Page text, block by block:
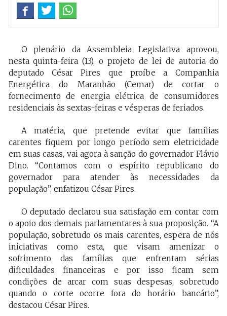
O plenário da Assembleia Legislativa aprovou,
nesta quinta-feira (13), o projeto de lei de autoria do
deputado César Pires que proíbe a Companhia
Energética do Maranhão (Cemar) de cortar o
fornecimento de energia elétrica de consumidores
residenciais às sextas-feiras e vésperas de feriados.
A matéria, que pretende evitar que famílias
carentes fiquem por longo período sem eletricidade
em suas casas, vai agora à sanção do governador Flávio
Dino. “Contamos com o espírito republicano do
governador para atender às necessidades da
população”, enfatizou César Pires.
O deputado declarou sua satisfação em contar com
o apoio dos demais parlamentares à sua proposição. “A
população, sobretudo os mais carentes, espera de nós
iniciativas como esta, que visam amenizar o
sofrimento das famílias que enfrentam sérias
dificuldades financeiras e por isso ficam sem
condições de arcar com suas despesas, sobretudo
quando o corte ocorre fora do horário bancário”,
destacou César Pires.